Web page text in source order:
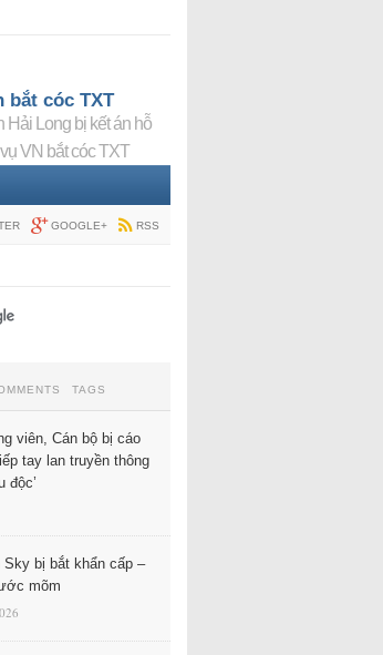
bắt cóc TXT
Hải Long bị kết án hỗ
VN bắt cóc TXT
GOOGLE+ RSS
TAGS
viên, Cán bộ bị cáo
tay lan truyền thông
độc’
Sky bị bắt khẩn cấp –
mõm